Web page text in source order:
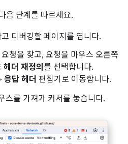
음 단계를 따르세요.
고 디버깅할 페이지를 엽니다.
청을 찾고, 요청을 마우스 오른쪽
헤더 재정의 를 선택합니다.
응답 헤더 편집기로 이동합니다.
스를 가져가 커서를 놓습니다.